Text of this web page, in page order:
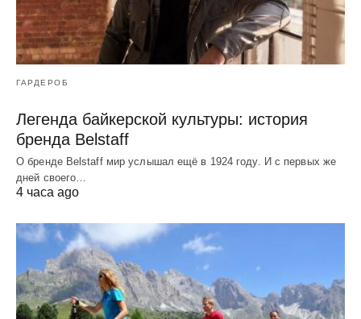
ГАРДЕРОБ
Легенда байкерской культуры: история
бренда Belstaff
О бренде Belstaff мир услышал ещё в 1924 году. И с первых же
дней своего…
4 часа ago